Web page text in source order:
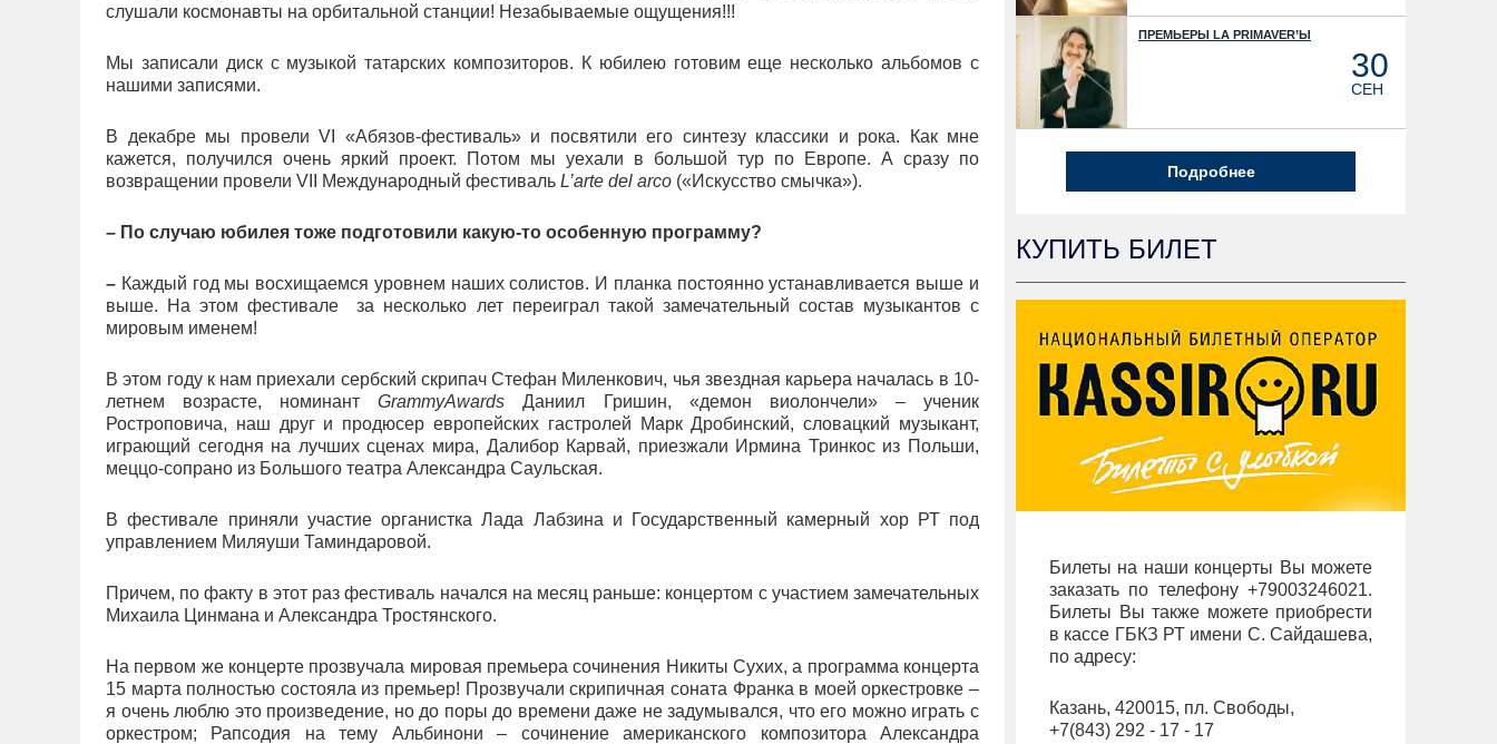
слушали космонавты на орбитальной станции! Незабываемые ощущения!!!
Мы записали диск с музыкой татарских композиторов. К юбилею готовим еще несколько альбомов с
нашими записями.
В декабре мы провели VI «Абязов-фестиваль» и посвятили его синтезу классики и рока. Как мне
кажется, получился очень яркий проект. Потом мы уехали в большой тур по Европе. А сразу по
возвращении провели VII Международный фестиваль L’arte del arco («Искусство смычка»).
– По случаю юбилея тоже подготовили какую-то особенную программу?
– Каждый год мы восхищаемся уровнем наших солистов. И планка постоянно устанавливается выше и
выше. На этом фестивале за несколько лет переиграл такой замечательный состав музыкантов с
мировым именем!
В этом году к нам приехали сербский скрипач Стефан Миленкович, чья звездная карьера началась в 10-
летнем возрасте, номинантGrammyAwards Даниил Гришин, «демон виолончели» – ученик
Ростроповича, наш друг и продюсер европейских гастролей Марк Дробинский, словацкий музыкант,
играющий сегодня на лучших сценах мира, Далибор Карвай, приезжали Ирмина Тринкос из Польши,
меццо-сопрано из Большого театра Александра Саульская.
В фестивале приняли участие органистка Лада Лабзина и Государственный камерный хор РТ под
управлением Миляуши Таминдаровой.
Причем, по факту в этот раз фестиваль начался на месяц раньше: концертом с участием замечательных
Михаила Цинмана и Александра Тростянского.
На первом же концерте прозвучала мировая премьера сочинения Никиты Сухих, а программа концерта
15 марта полностью состояла из премьер! Прозвучали скрипичная соната Франка в моей оркестровке –
я очень люблю это произведение, но до поры до времени даже не задумывался, что его можно играть с
оркестром; Рапсодия на тему Альбинони – сочинение американского композитора Александра
ПРЕМЬЕРЫ LA PRIMAVER’Ы
30
СЕН
Подробнее
КУПИТЬ БИЛЕТ
Билеты на наши концерты Вы можете
заказать по телефону +79003246021.
Билеты Вы также можете приобрести
в кассе ГБКЗ РТ имени С. Сайдашева,
по адресу:
Казань, 420015, пл. Свободы,
+7(843) 292 - 17 - 17